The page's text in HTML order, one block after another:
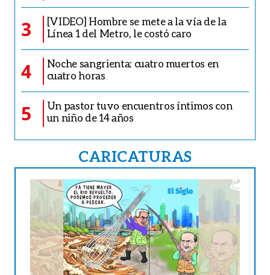
3
[VIDEO] Hombre se mete a la vía de la
Línea 1 del Metro, le costó caro
4
Noche sangrienta: cuatro muertos en
cuatro horas
5
Un pastor tuvo encuentros íntimos con
un niño de 14 años
CARICATURAS